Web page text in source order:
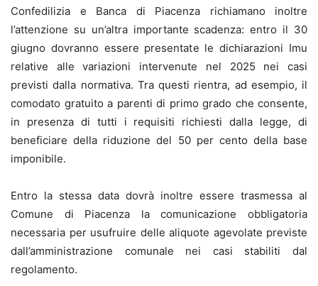
Confedilizia e Banca di Piacenza richiamano inoltre
l’attenzione su un’altra importante scadenza: entro il 30
giugno dovranno essere presentate le dichiarazioni Imu
relative alle variazioni intervenute nel 2025 nei casi
previsti dalla normativa. Tra questi rientra, ad esempio, il
comodato gratuito a parenti di primo grado che consente,
in presenza di tutti i requisiti richiesti dalla legge, di
beneficiare della riduzione del 50 per cento della base
imponibile.
Entro la stessa data dovrà inoltre essere trasmessa al
Comune di Piacenza la comunicazione obbligatoria
necessaria per usufruire delle aliquote agevolate previste
dall’amministrazione comunale nei casi stabiliti dal
regolamento.